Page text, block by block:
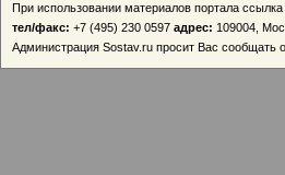
При использовании материалов портала
тел/факс: +7 (495) 230 0597 адрес: 109004,
Администрация Sostav.ru просит Вас сообщать